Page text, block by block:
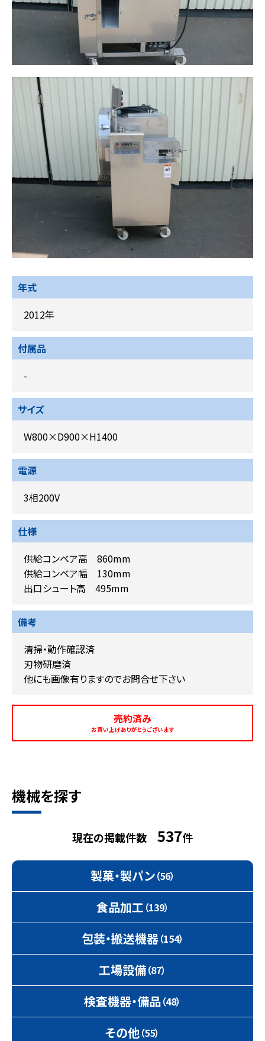
年式
2012年
付属品
-
サイズ
W800×D900×H1400
電源
3相200V
仕様
供給コンベア高 860mm
供給コンベア幅 130mm
出口シュート高 495mm
備考
清掃・動作確認済
刃物研磨済
他にも画像有りますのでお問合せ下さい
売約済み
お買い上げありがとうございます
機械を探す
現在の掲載件数 537件
製菓・製パン（56）
食品加工 （139）
包装・搬送機器（154）
工場設備（87）
検査機器・備品（48）
その他（55）